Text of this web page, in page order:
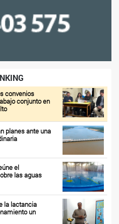
convenios
conjunto en
planes ante una
el
las aguas
la lactancia
un